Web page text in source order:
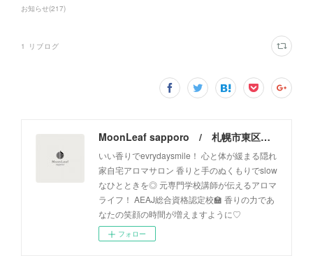
お知らせ(217)
1 リブログ
MoonLeaf sapporo / 札幌市東区の100種類以上の香りが楽しめるアロマスクール＆トリートメントサロン
いい香りでevrydaysmile！ 心と体が緩まる隠れ
家自宅アロマサロン 香りと手のぬくもりでslow
なひとときを◎ 元専門学校講師が伝えるアロマ
ライフ！ AEAJ総合資格認定校🏫 香りの力であ
なたの笑顔の時間が増えますように♡
フォロー